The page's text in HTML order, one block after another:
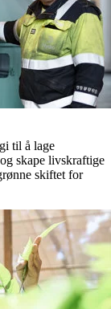
til å lage
skape livskraftige
skiftet for